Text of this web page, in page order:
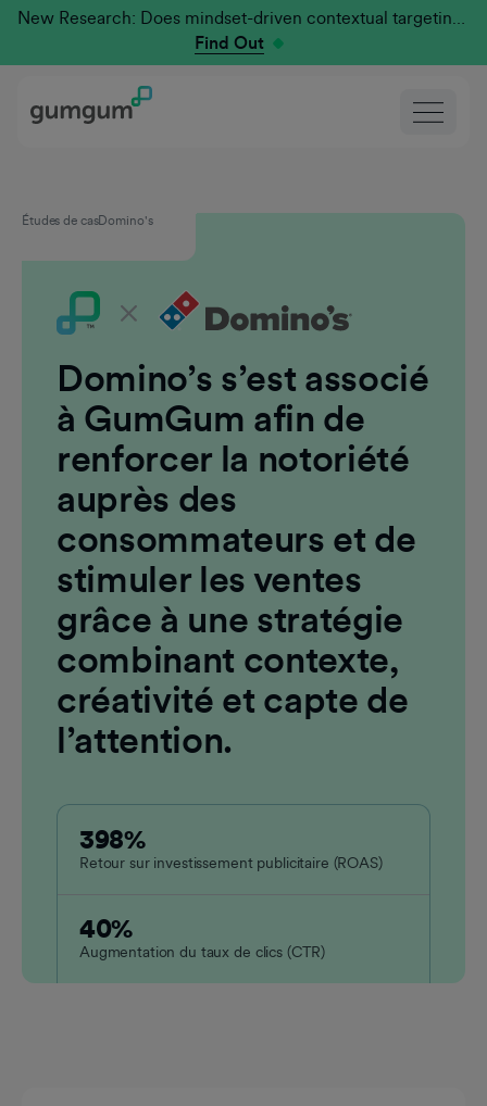
New Research: Does mindset-driven contextual targeting outperform traditional?
Find Out
Études de casDomino's
Domino’s s’est associé
à GumGum afin de
renforcer la notoriété
auprès des
consommateurs et de
stimuler les ventes
grâce à une stratégie
combinant contexte,
créativité et capte de
l’attention.
Retour sur investissement publicitaire (ROAS)
398%
Augmentation du taux de clics (CTR)
40%